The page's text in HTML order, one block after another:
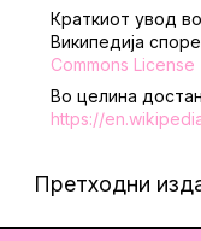
Краткиот увод
Википедија
Commons License
Во целина
https://
Претходни